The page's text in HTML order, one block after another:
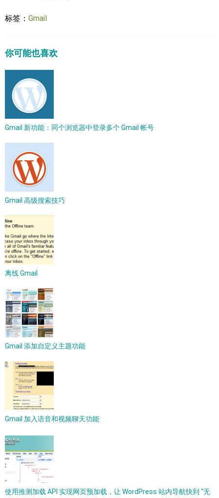
标签： Gmail
你可能也喜欢
Gmail 新功能：同个浏览器中登录多个 Gmail 帐号
Gmail 高级搜索技巧
离线 Gmail
Gmail 添加自定义主题功能
Gmail 加入语音和视频聊天功能
使用推测加载 API 实现网页预加载，让 WordPress 站内导航快到 “无